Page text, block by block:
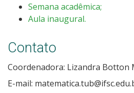
Semana acadêmica;
Aula inaugural.
Contato
Coordenadora: Lizandra Botton
E-mail: